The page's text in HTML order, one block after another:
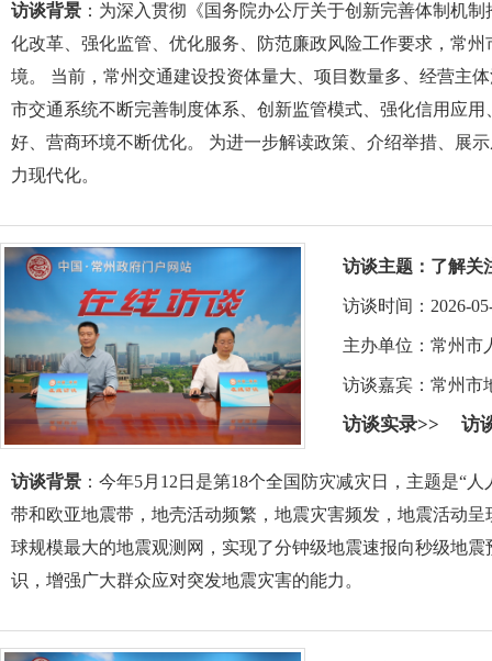
访谈背景 ：为深入贯彻《国务院办公厅关于创新完善体制机
化改革、强化监管、优化服务、防范廉政风险工作要求，常
境。 当前，常州交通建设投资体量大、项目数量多、经营主
市交通系统不断完善制度体系、创新监管模式、强化信用应
好、营商环境不断优化。 为进一步解读政策、介绍举措、展
力现代化。
访谈主题： 了解关
访谈时间：2026-
主办单位：常州市
访谈嘉宾： 常州市
访谈实录>> 访
访谈背景 ：今年5月12日是第18个全国防灾减灾日，主题是“
带和欧亚地震带，地壳活动频繁，地震灾害频发，地震活动
球规模最大的地震观测网，实现了分钟级地震速报向秒级地
识，增强广大群众应对突发地震灾害的能力。